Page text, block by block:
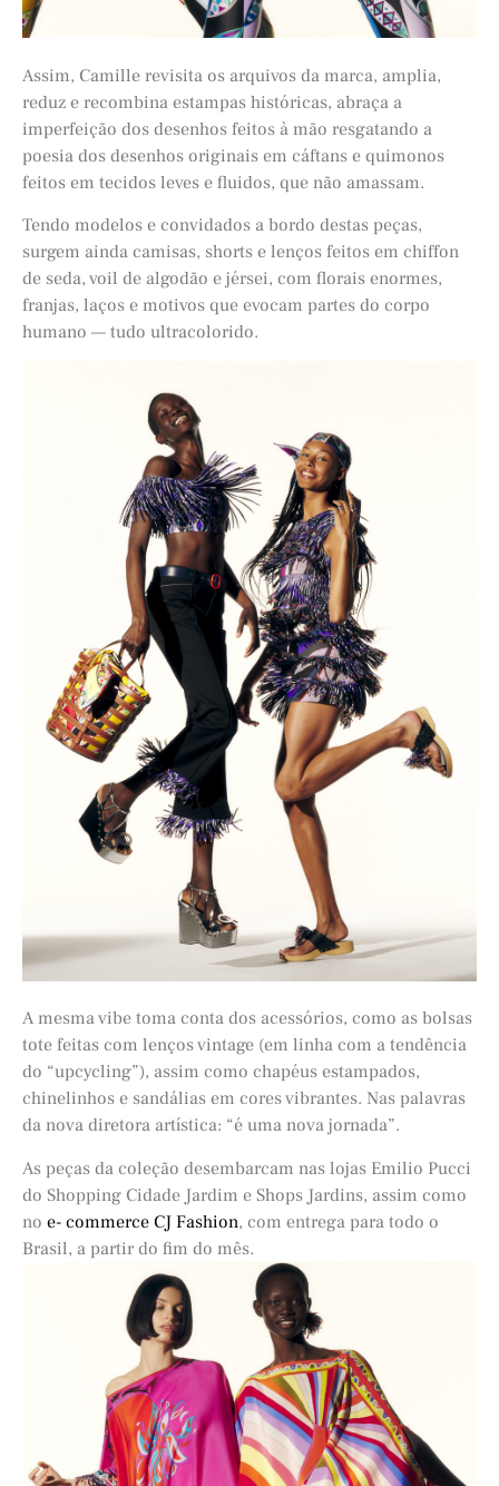
Assim, Camille revisita os arquivos da marca, amplia,
reduz e recombina estampas históricas, abraça a
imperfeição dos desenhos feitos à mão resgatando a
poesia dos desenhos originais em cáftans e quimonos
feitos em tecidos leves e fluidos, que não amassam.
Tendo modelos e convidados a bordo destas peças,
surgem ainda camisas, shorts e lenços feitos em chiffon
de seda, voil de algodão e jérsei, com florais enormes,
franjas, laços e motivos que evocam partes do corpo
humano — tudo ultracolorido.
A mesma vibe toma conta dos acessórios, como as bolsas
tote feitas com lenços vintage (em linha com a tendência
do “upcycling”), assim como chapéus estampados,
chinelinhos e sandálias em cores vibrantes. Nas palavras
da nova diretora artística: “é uma nova jornada”.
As peças da coleção desembarcam nas lojas Emilio Pucci
do Shopping Cidade Jardim e Shops Jardins, assim como
no e- commerce CJ Fashion, com entrega para todo o
Brasil, a partir do fim do mês.